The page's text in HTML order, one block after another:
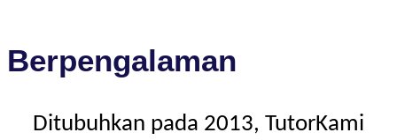
Berpengalaman
Ditubuhkan pada 2013, TutorKami